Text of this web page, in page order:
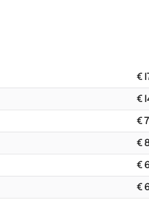
€
€
€
€
€
€